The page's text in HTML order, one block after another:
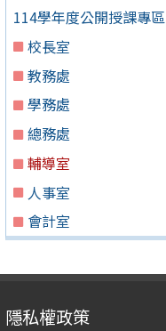
114學年度公開授課專區
校長室
教務處
學務處
總務處
輔導室
人事室
會計室
隱私權政策